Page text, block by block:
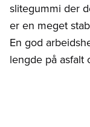
slitegummi der
er en meget
En god
lengde på asfalt